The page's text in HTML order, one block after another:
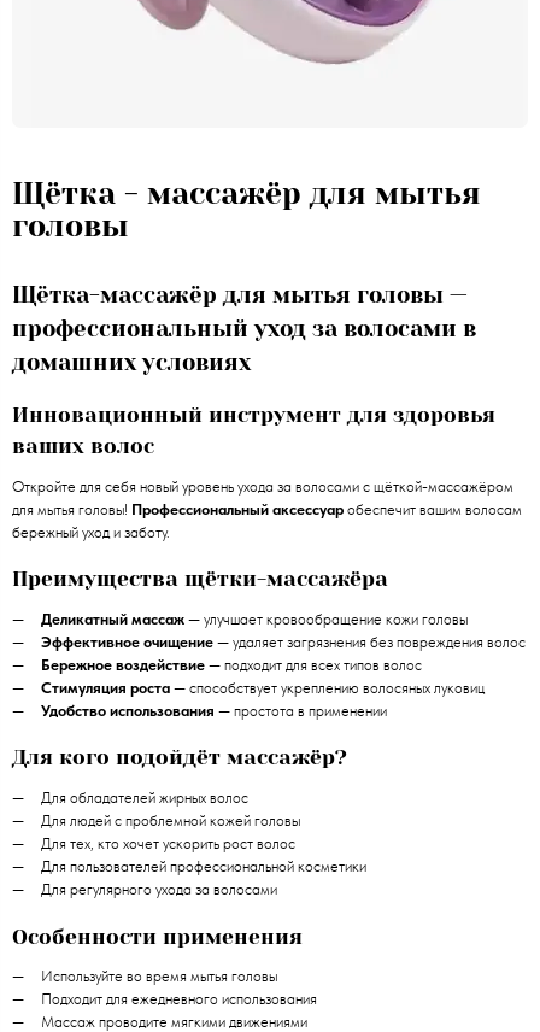
Щётка - массажёр для мытья
головы
Щётка-массажёр для мытья головы —
профессиональный уход за волосами в
домашних условиях
Инновационный инструмент для здоровья
ваших волос
Откройте для себя новый уровень ухода за волосами с щёткой-массажёром
для мытья головы! Профессиональный аксессуар обеспечит вашим волосам
бережный уход и заботу.
Преимущества щётки-массажёра
Деликатный массаж — улучшает кровообращение кожи головы
Эффективное очищение — удаляет загрязнения без повреждения волос
Бережное воздействие — подходит для всех типов волос
Стимуляция роста — способствует укреплению волосяных луковиц
Удобство использования — простота в применении
Для кого подойдёт массажёр?
Для обладателей жирных волос
Для людей с проблемной кожей головы
Для тех, кто хочет ускорить рост волос
Для пользователей профессиональной косметики
Для регулярного ухода за волосами
Особенности применения
Используйте во время мытья головы
Подходит для ежедневного использования
Массаж проводите мягкими движениями